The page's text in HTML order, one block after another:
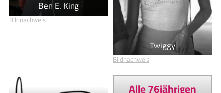
Ben E. King
Bildnachweis
Twiggy
Bildnachweis
Alle 76jährigen